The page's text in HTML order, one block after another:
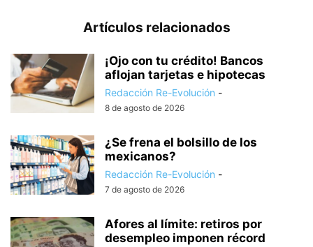
Artículos relacionados
¡Ojo con tu crédito! Bancos
aflojan tarjetas e hipotecas
Redacción Re-Evolución -
8 de agosto de 2026
¿Se frena el bolsillo de los
mexicanos?
Redacción Re-Evolución -
7 de agosto de 2026
Afores al límite: retiros por
desempleo imponen récord